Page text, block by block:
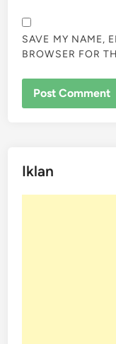
SAVE MY NAME,
BROWSER FOR
Iklan